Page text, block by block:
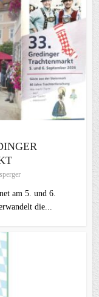
am 5. und 6.
die...